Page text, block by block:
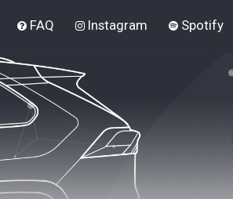
FAQ Instagram Spotify